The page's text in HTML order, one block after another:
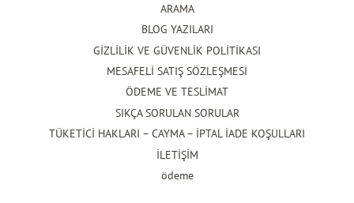
ARAMA
BLOG YAZILARI
GİZLİLİK VE GÜVENLİK POLİTİKASI
MESAFELİ SATIŞ SÖZLEŞMESİ
ÖDEME VE TESLİMAT
SIKÇA SORULAN SORULAR
TÜKETİCİ HAKLARI – CAYMA – İPTAL İADE KOŞULLARI
İLETİŞİM
ödeme